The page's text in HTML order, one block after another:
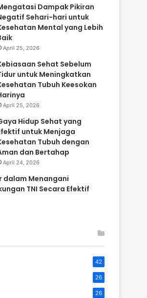
Dampak Pikiran
Sehari-hari untuk
Mental yang Lebih
April 25, 2026
Sehat Sebelum
untuk Meningkatkan
Tubuh Keesokan
April 25, 2026
Hidup Sehat yang
untuk Menjaga
Tubuh dengan
dan Bertahap
April 24, 2026
dalam Menangani
TNI Secara Efektif
42
26
26